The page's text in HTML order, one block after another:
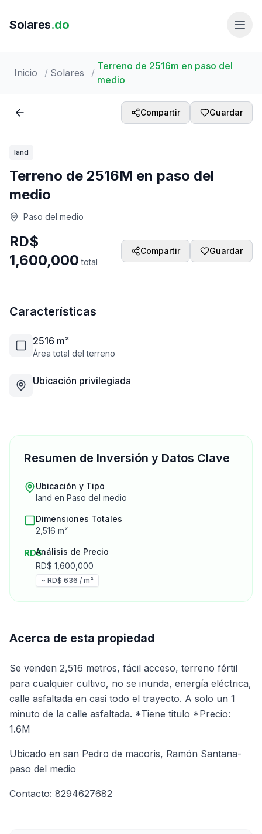
Solares.do
Inicio / Solares /
Terreno de 2516m en paso del
medio
Compartir Guardar
1 /1
land
Terreno de 2516M en paso del
medio
Paso del medio
RD$
1,600,000 total
Compartir Guardar
Características
2516 m²
Área total del terreno
Ubicación privilegiada
Resumen de Inversión y Datos Clave
Ubicación y Tipo
land en Paso del medio
Dimensiones Totales
2,516 m²
RD$Análisis de Precio
RD$ 1,600,000
~ RD$ 636 / m²
Acerca de esta propiedad
Se venden 2,516 metros, fácil acceso, terreno fértil
para cualquier cultivo, no se inunda, energía eléctrica,
calle asfaltada en casi todo el trayecto. A solo un 1
minuto de la calle asfaltada. *Tiene titulo *Precio:
1.6M
Ubicado en san Pedro de macoris, Ramón Santana-
paso del medio
Contacto: 8294627682